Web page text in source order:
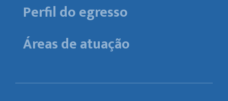
Perfil do egresso
Áreas de atuação